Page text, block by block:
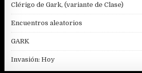
Clérigo de Gark, (variante de Clase)
Encuentros aleatorios
GARK
Invasión: Hoy